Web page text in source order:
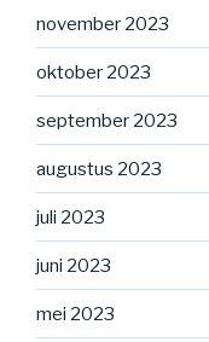
november 2023
oktober 2023
september 2023
augustus 2023
juli 2023
juni 2023
mei 2023